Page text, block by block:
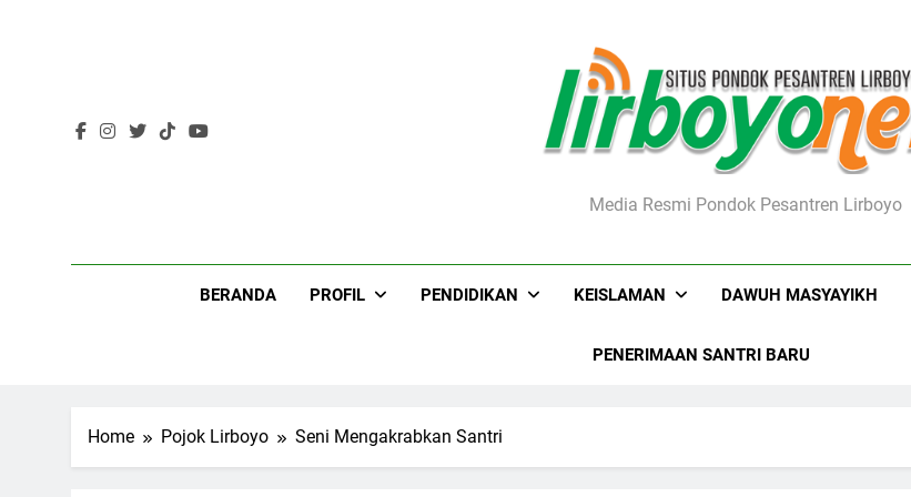
Lirboyo.netMedia Resmi Pondok Pesantren Lirboyo
BERANDA PROFIL PENDIDIKAN KEISLAMAN DAWUH MASYAYIKH
PENERIMAAN SANTRI BARU
Home Pojok Lirboyo Seni Mengakrabkan Santri